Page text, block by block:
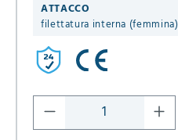
ATTACCO
filettatura interna (femmina)